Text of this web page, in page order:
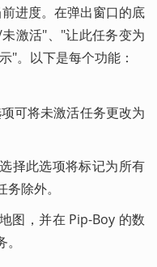
进度。在弹出窗口的底
激活"、"让此任务变为
"。以下是每个功能：
可将未激活任务更改为
选择此选项将标记为所有
除外。
图，并在 Pip-Boy 的数